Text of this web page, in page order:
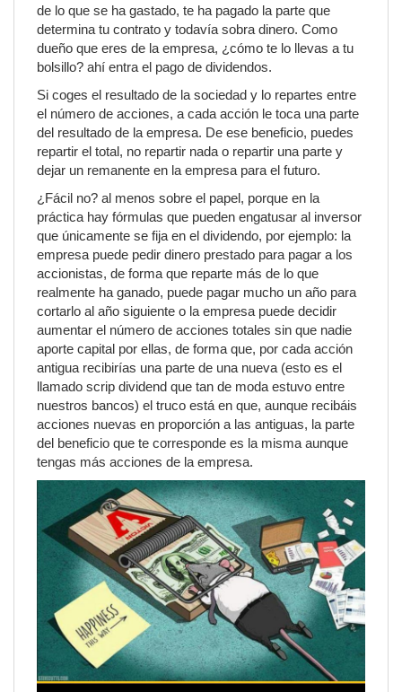
de lo que se ha gastado, te ha pagado la parte que
determina tu contrato y todavía sobra dinero. Como
dueño que eres de la empresa, ¿cómo te lo llevas a tu
bolsillo? ahí entra el pago de dividendos.
Si coges el resultado de la sociedad y lo repartes entre
el número de acciones, a cada acción le toca una parte
del resultado de la empresa. De ese beneficio, puedes
repartir el total, no repartir nada o repartir una parte y
dejar un remanente en la empresa para el futuro.
¿Fácil no? al menos sobre el papel, porque en la
práctica hay fórmulas que pueden engatusar al inversor
que únicamente se fija en el dividendo, por ejemplo: la
empresa puede pedir dinero prestado para pagar a los
accionistas, de forma que reparte más de lo que
realmente ha ganado, puede pagar mucho un año para
cortarlo al año siguiente o la empresa puede decidir
aumentar el número de acciones totales sin que nadie
aporte capital por ellas, de forma que, por cada acción
antigua recibirías una parte de una nueva (esto es el
llamado scrip dividend que tan de moda estuvo entre
nuestros bancos) el truco está en que, aunque recibáis
acciones nuevas en proporción a las antiguas, la parte
del beneficio que te corresponde es la misma aunque
tengas más acciones de la empresa.